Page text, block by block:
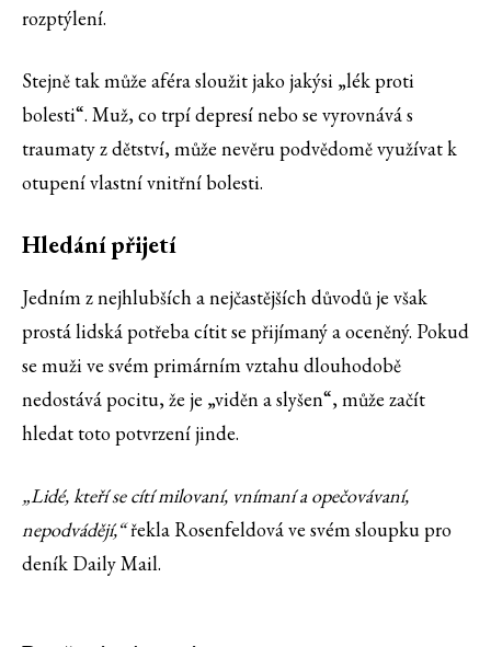
rozptýlení.
Stejně tak může aféra sloužit jako jakýsi „lék proti
bolesti“. Muž, co trpí depresí nebo se vyrovnává s
traumaty z dětství, může nevěru podvědomě využívat k
otupení vlastní vnitřní bolesti.
Hledání přijetí
Jedním z nejhlubších a nejčastějších důvodů je však
prostá lidská potřeba cítit se přijímaný a oceněný. Pokud
se muži ve svém primárním vztahu dlouhodobě
nedostává pocitu, že je „viděn a slyšen“, může začít
hledat toto potvrzení jinde.
„Lidé, kteří se cítí milovaní, vnímaní a opečovávaní,
nepodvádějí,“řekla Rosenfeldová ve svém sloupku pro
deník Daily Mail.